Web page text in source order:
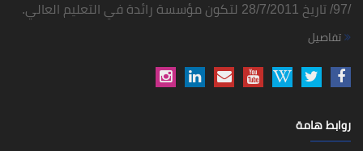
/97/ تاريخ 28/7/2011 لتكون مؤسسة رائدة في التعليم العالي.
تفاصيل
روابط هامة